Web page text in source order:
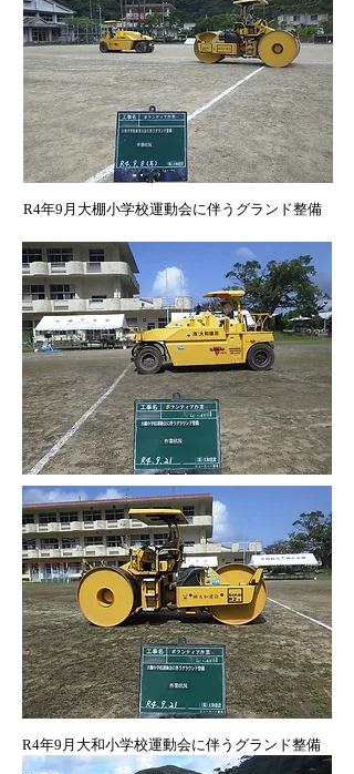
​R4年9月大棚小学校運動会に伴うグランド整備
​R4年9月大和小学校運動会に伴うグランド整備